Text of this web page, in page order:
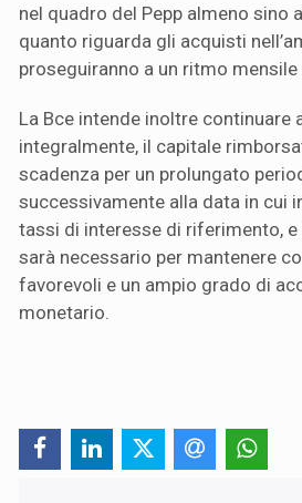
nel quadro del Pepp almeno sino
quanto riguarda gli acquisti
proseguiranno a un ritmo
La Bce intende inoltre continuare
integralmente, il capitale
scadenza per un prolungato
successivamente alla data in cui
tassi di interesse di riferimento,
sarà necessario per mantenere
favorevoli e un ampio grado di
monetario.